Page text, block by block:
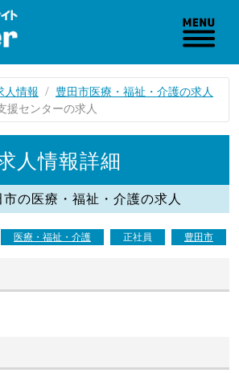
人情報
豊田市医療・福祉・介護の求人
援センターの求人
人情報詳細
の医療・福祉・介護の求人
医療・福祉・介護 正社員 豊田市